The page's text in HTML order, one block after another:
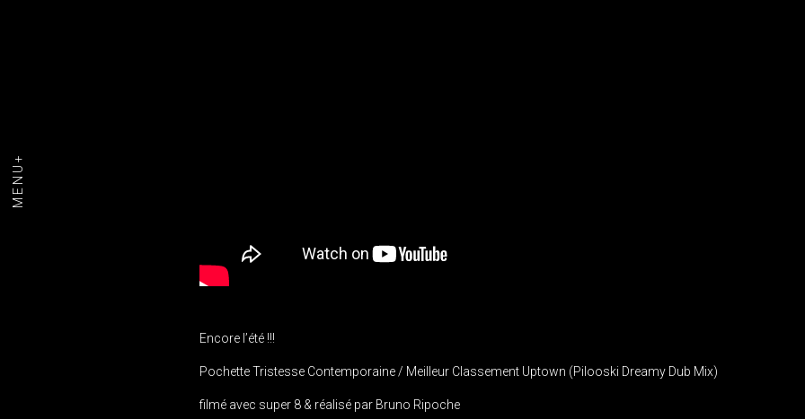
MENU+
Encore l’été !!!
Pochette Tristesse Contemporaine / Meilleur Classement Uptown (Pilooski Dreamy Dub Mix)
filmé avec super 8 & réalisé par Bruno Ripoche